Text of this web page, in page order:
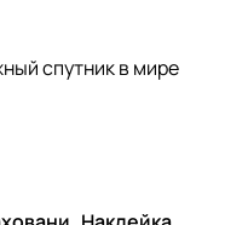
спутник в мире